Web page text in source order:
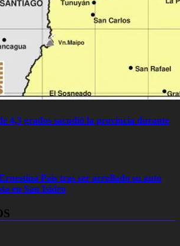
4,3 grados sacudió la provincia durante
Pais tras ser arrollado su auto
en San Isidro